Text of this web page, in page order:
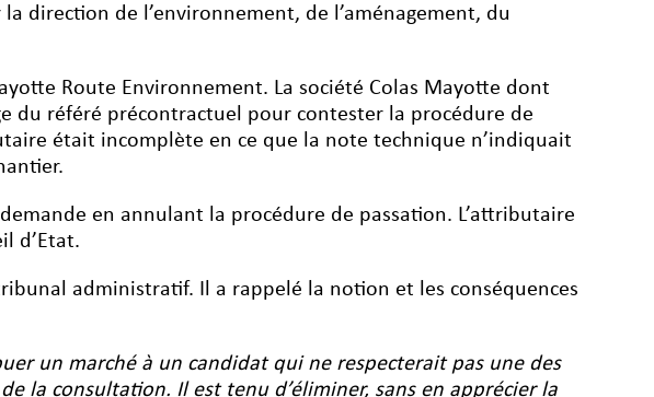
direction de l’environnement, de l’aménagement, du
Route Environnement. La société Colas Mayotte dont
du référé précontractuel pour contester la procédure de
était incomplète en ce que la note technique n’indiquait
en annulant la procédure de passation. L’attributaire
d’Etat.
administratif. Il a rappelé la notion et les conséquences
un marché à un candidat qui ne respecterait pas une des
la consultation. Il est tenu d’éliminer, sans en apprécier la